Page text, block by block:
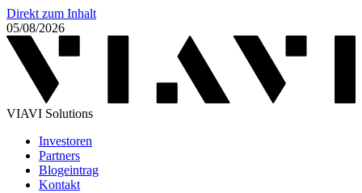
Direkt zum Inhalt
05/08/2026
VIAVI Solutions
Investoren
Partners
Blogeintrag
Kontakt